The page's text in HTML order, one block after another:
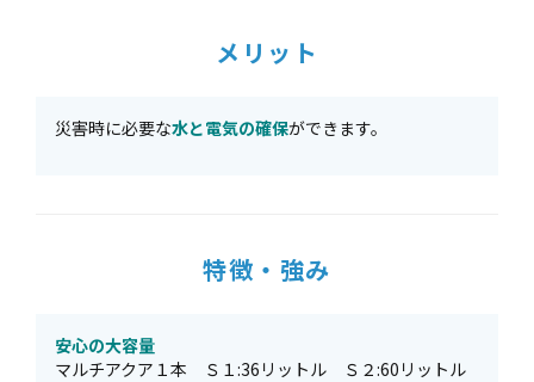
メリット
災害時に必要な水と電気の確保ができます。
特徴・強み
安心の大容量
マルチアクア１本 Ｓ１:36リットル Ｓ２:60リットル